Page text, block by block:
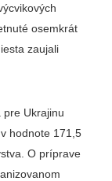
osemkrát
zaujali
pre Ukrajinu
hodnote 171,5
O príprave